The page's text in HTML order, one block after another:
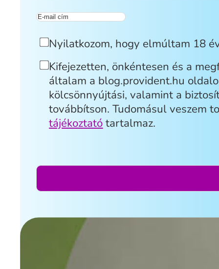
Nyilatkozom, hogy elmúltam 18
Kifejezetten, önkéntesen és a
általam a blog.provident.hu
kölcsönnyújtási, valamint a
továbbítson. Tudomásul veszem
tájékoztatótartalmaz.